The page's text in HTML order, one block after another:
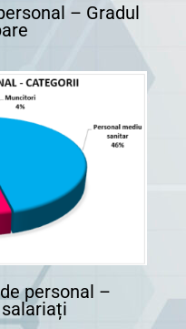
– Gradul
personal –